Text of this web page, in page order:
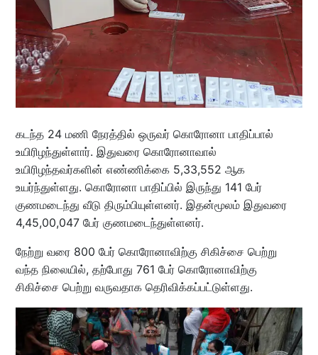
கடந்த 24 மணி நேரத்தில் ஒருவர் கொரோனா பாதிப்பால்
உயிரிழந்துள்ளார். இதுவரை கொரோனாவால்
உயிரிழந்தவர்களின் எண்ணிக்கை 5,33,552 ஆக
உயர்ந்துள்ளது. கொரோனா பாதிப்பில் இருந்து 141 பேர்
குணமடைந்து வீடு திரும்பியுள்ளனர். இதன்மூலம் இதுவரை
4,45,00,047 பேர் குணமடைந்துள்ளனர்.
நேற்று வரை 800 பேர் கொரோனாவிற்கு சிகிச்சை பெற்று
வந்த நிலையில், தற்போது 761 பேர் கொரோனாவிற்கு
சிகிச்சை பெற்று வருவதாக தெரிவிக்கப்பட்டுள்ளது.